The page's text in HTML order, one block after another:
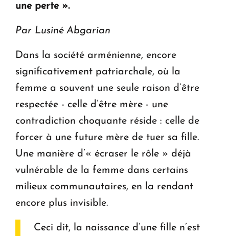
une perte ».
Par Lusiné Abgarian
Dans la société arménienne, encore
significativement patriarchale, où la
femme a souvent une seule raison d’être
respectée - celle d’être mère - une
contradiction choquante réside : celle de
forcer à une future mère de tuer sa fille.
Une manière d’« écraser le rôle » déjà
vulnérable de la femme dans certains
milieux communautaires, en la rendant
encore plus invisible.
Ceci dit, la naissance d’une fille n’est